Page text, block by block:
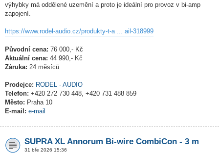
výhybky má oddělené uzemění a proto je ideální pro provoz v bi-amp
zapojení.
https://www.rodel-audio.cz/produkty-t-a ... ail-318999
Původní cena: 76 000,- Kč
Aktuální cena: 44 990,- Kč
Záruka: 24 měsíců
Prodejce: RODEL - AUDIO
Telefon: +420 272 730 448, +420 731 488 859
Město: Praha 10
E-mail: e-mail
SUPRA XL Annorum Bi-wire CombiCon - 3 m
31 bře 2026 15:36